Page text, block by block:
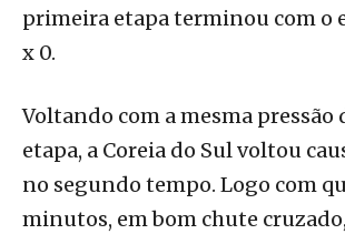
primeira etapa terminou com o
x 0.
Voltando com a mesma pressão
etapa, a Coreia do Sul voltou
no segundo tempo. Logo com
minutos, em bom chute